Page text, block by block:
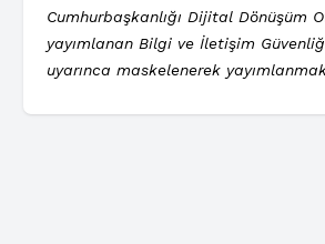
Cumhurbaşkanlığı Dijital Dönüşüm
yayımlanan Bilgi ve İletişim
uyarınca maskelenerek